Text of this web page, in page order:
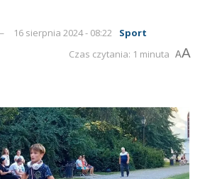
16 sierpnia 2024 - 08:22
Sport
Czas czytania: 1 minuta AA